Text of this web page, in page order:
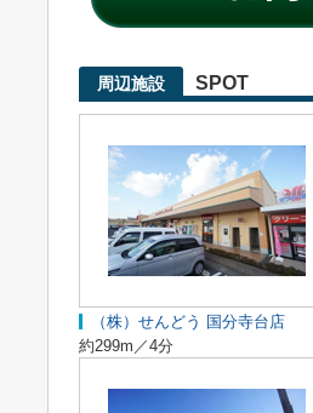
周辺施設 SPOT
（株）せんどう 国分寺台店
約299m／4分